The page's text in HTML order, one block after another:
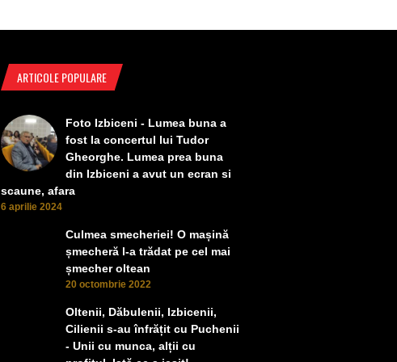
ARTICOLE POPULARE
Foto Izbiceni - Lumea buna a
fost la concertul lui Tudor
Gheorghe. Lumea prea buna
din Izbiceni a avut un ecran si
scaune, afara
6 aprilie 2024
Culmea smecheriei! O mașină
șmecheră l-a trădat pe cel mai
șmecher oltean
20 octombrie 2022
Oltenii, Dăbulenii, Izbicenii,
Cilienii s-au înfrățit cu Puchenii
- Unii cu munca, alții cu